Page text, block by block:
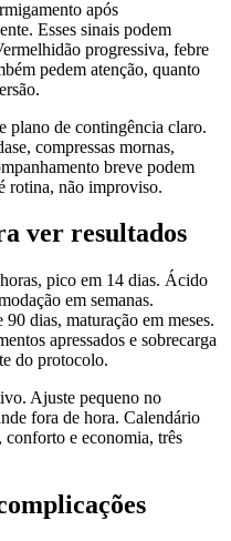
após
Esses sinais podem
progressiva, febre
pedem atenção, quanto
plano de contingência claro.
compressas mornas,
breve podem
rotina, não improviso.
ver resultados
pico em 14 dias. Ácido
em semanas.
dias, maturação em meses.
apressados e sobrecarga
do protocolo.
Ajuste pequeno no
fora de hora. Calendário
conforto e economia, três